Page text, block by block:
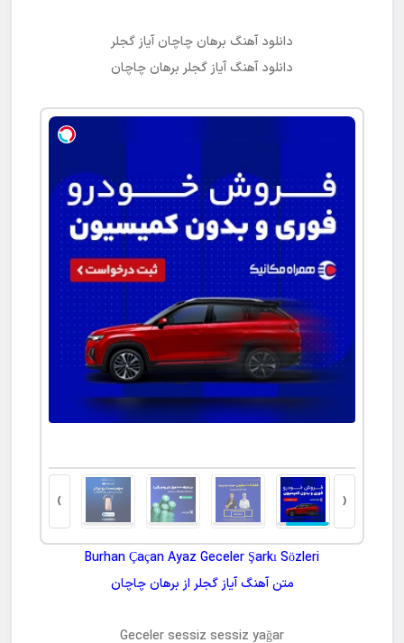
دانلود آهنگ برهان چاچان آیاز گجلر
دانلود آهنگ آیاز گجلر برهان چاچان
‹
›
Burhan Çaçan Ayaz Geceler Şarkı Sözleri
متن آهنگآیاز گجلر از برهان چاچان
Geceler sessiz sessiz yağar